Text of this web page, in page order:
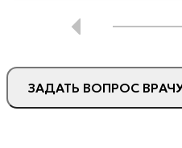
ЗАДАТЬ ВОПРОС